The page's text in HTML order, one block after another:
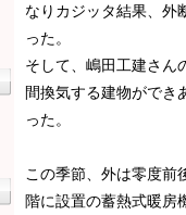
なりカジッタ結果、外
った。
そして、嶋田工建さん
間換気する建物ができ
った。
この季節、外は零度前
階に設置の蓄熱式暖房